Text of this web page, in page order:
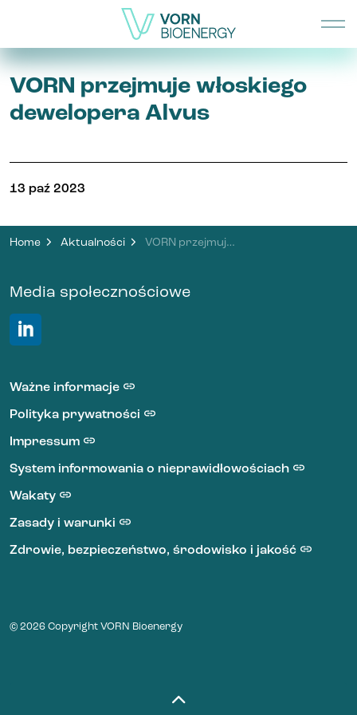
VORN przejmuje włoskiego
dewelopera Alvus
13 paź 2023
Home Aktualności VORN przejmuje włoskiego dewelopera Alvus
Media społecznościowe
Ważne informacje
Polityka prywatności
Impressum
System informowania o nieprawidłowościach
Wakaty
Zasady i warunki
Zdrowie, bezpieczeństwo, środowisko i jakość
© 2026 Copyright VORN Bioenergy